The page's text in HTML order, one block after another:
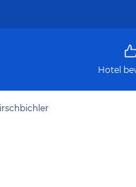
Hotel